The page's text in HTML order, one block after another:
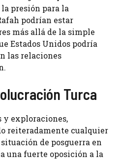
presión para la
podrían estar
más allá de la simple
Estados Unidos podría
las relaciones
Turca
y exploraciones,
reiteradamente cualquier
de posguerra en
una fuerte oposición a la